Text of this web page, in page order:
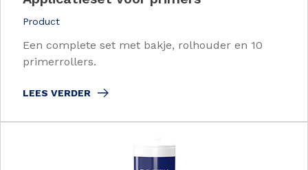
Product
Een complete set met bakje, rolhouder en 10
primerrollers.
LEES VERDER